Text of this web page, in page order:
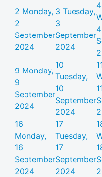
2 Monday,
2
September
2024
3 Tuesday,
3
September
2024
4
4
9 Monday,
9
September
2024
10
Tuesday,
10
September
2024
11
11
16
Monday,
16
September
2024
17
Tuesday,
17
September
2024